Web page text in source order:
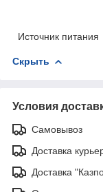
Источник питания
Скрыть
Условия
Самовывоз
Доставка
Доставка